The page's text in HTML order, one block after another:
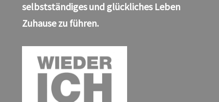
selbstständiges und glückliches Leben
Zuhause zu führen.